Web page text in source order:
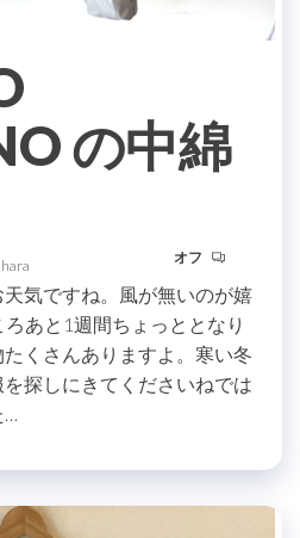
の中綿
オフ
気ですね。風が無いのが嬉
あと1週間ちょっととなり
くさんありますよ。寒い冬
探しにきてくださいねでは